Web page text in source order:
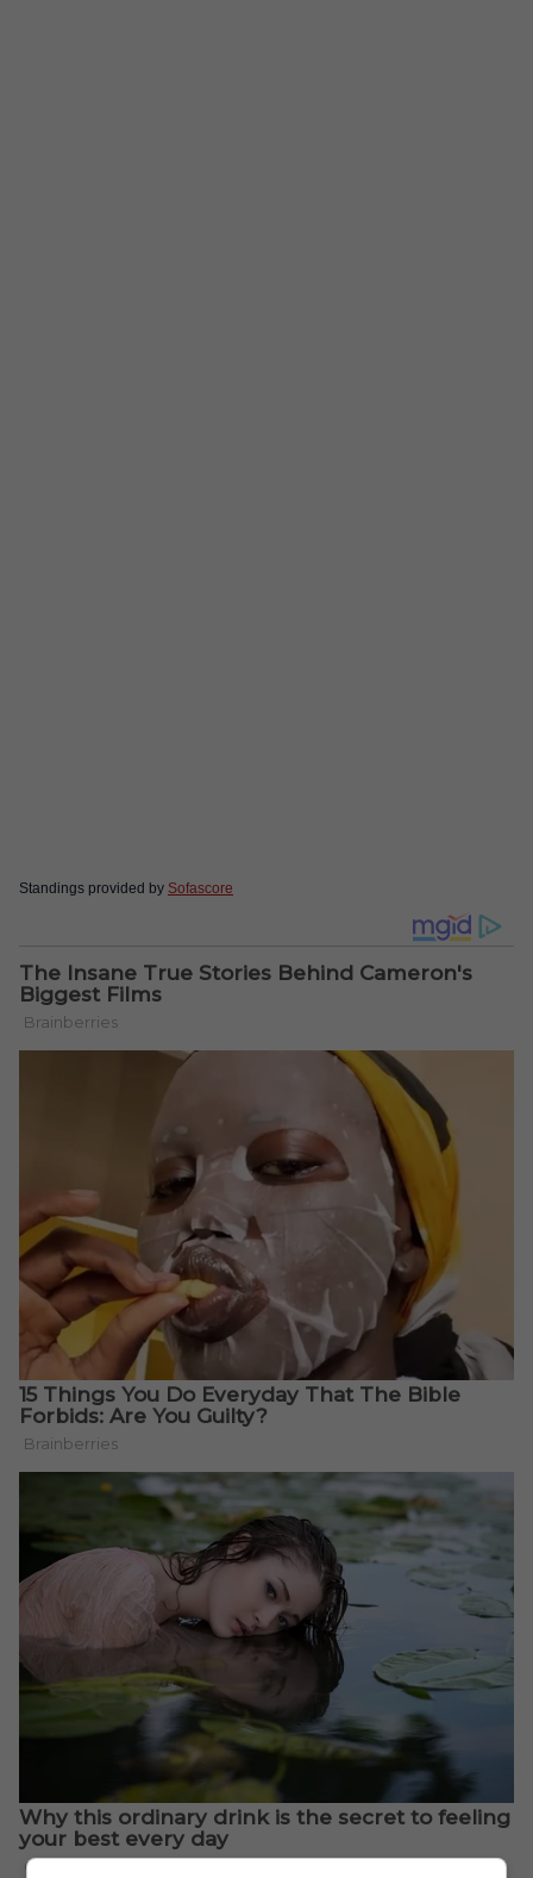
Standings provided by Sofascore